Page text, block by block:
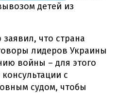
детей из
что страна
лидеров Украины
войны – для этого
с
судом, чтобы